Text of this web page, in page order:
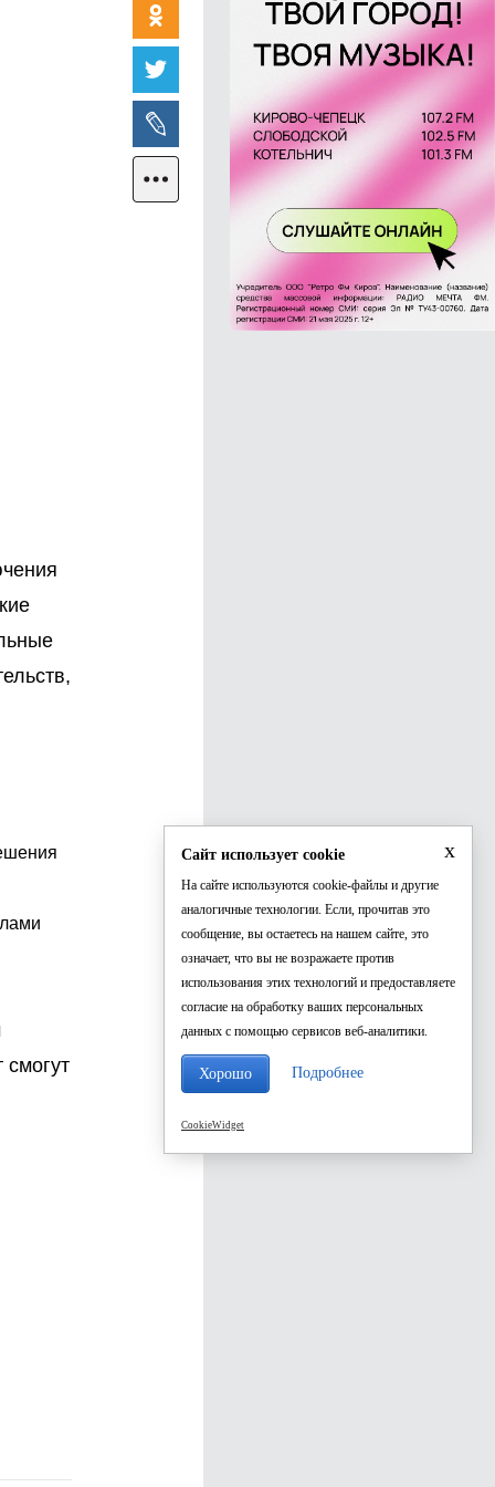
x
Сайт использует cookie
На сайте используются cookie-файлы и другие
аналогичные технологии. Если, прочитав это
сообщение, вы остаетесь на нашем сайте, это
означает, что вы не возражаете против
использования этих технологий и предоставляете
согласие на обработку ваших персональных
данных с помощью сервисов веб-аналитики.
Хорошо Подробнее
CookieWidget